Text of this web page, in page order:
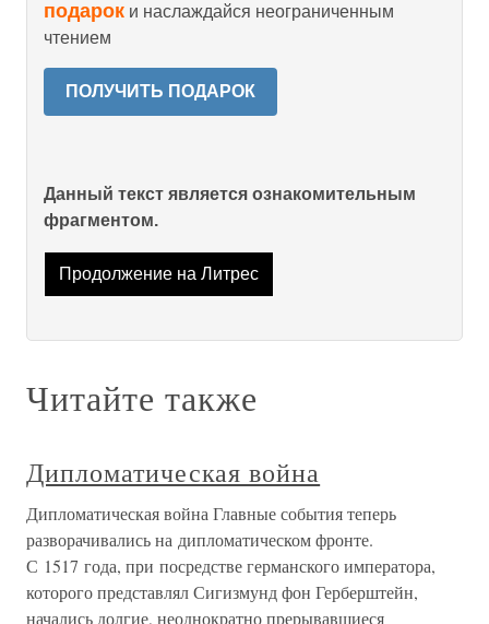
подарок и наслаждайся неограниченным
чтением
ПОЛУЧИТЬ ПОДАРОК
Данный текст является ознакомительным
фрагментом.
Продолжение на Литрес
Читайте также
Дипломатическая война
Дипломатическая война Главные события теперь
разворачивались на дипломатическом фронте.
С 1517 года, при посредстве германского императора,
которого представлял Сигизмунд фон Герберштейн,
начались долгие, неоднократно прерывавшиеся